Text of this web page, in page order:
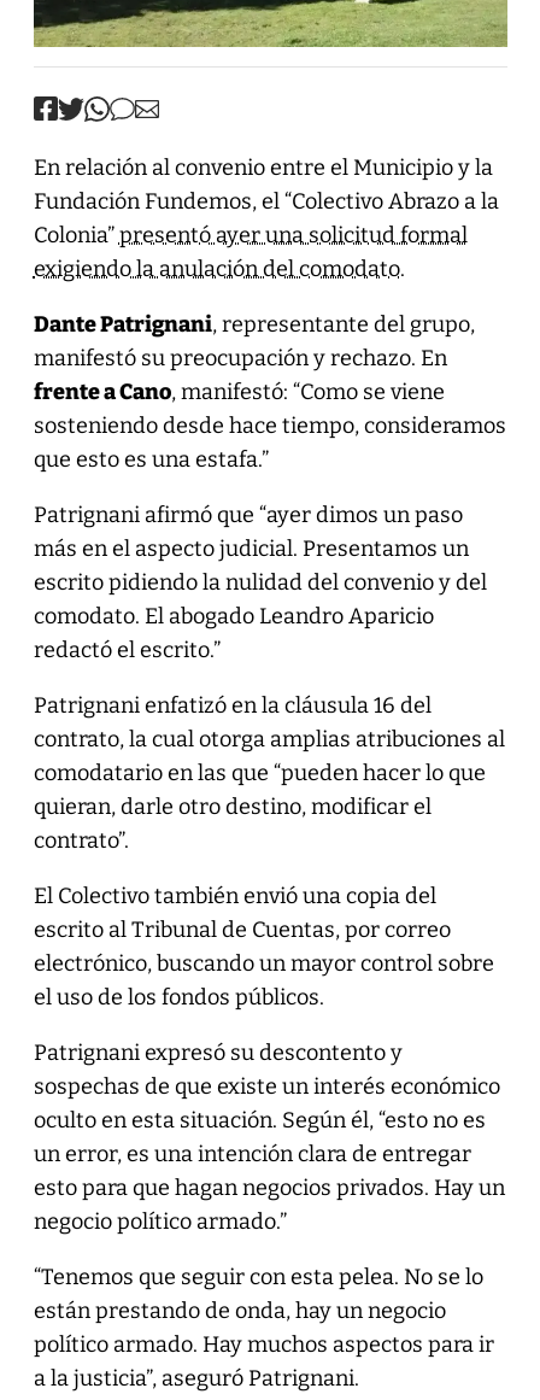
En relación al convenio entre el Municipio y la
Fundación Fundemos, el “Colectivo Abrazo a la
Colonia”presentó ayer una solicitud formal
exigiendo la anulación del comodato.
Dante Patrignani, representante del grupo,
manifestó su preocupación y rechazo. En
frente a Cano, manifestó: “Como se viene
sosteniendo desde hace tiempo, consideramos
que esto es una estafa.”
Patrignani afirmó que “ayer dimos un paso
más en el aspecto judicial. Presentamos un
escrito pidiendo la nulidad del convenio y del
comodato. El abogado Leandro Aparicio
redactó el escrito.”
Patrignani enfatizó en la cláusula 16 del
contrato, la cual otorga amplias atribuciones al
comodatario en las que “pueden hacer lo que
quieran, darle otro destino, modificar el
contrato”.
El Colectivo también envió una copia del
escrito al Tribunal de Cuentas, por correo
electrónico, buscando un mayor control sobre
el uso de los fondos públicos.
Patrignani expresó su descontento y
sospechas de que existe un interés económico
oculto en esta situación. Según él, “esto no es
un error, es una intención clara de entregar
esto para que hagan negocios privados. Hay un
negocio político armado.”
“Tenemos que seguir con esta pelea. No se lo
están prestando de onda, hay un negocio
político armado. Hay muchos aspectos para ir
a la justicia”, aseguró Patrignani.